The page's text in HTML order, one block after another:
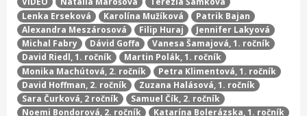
Lenka Erseková
Karolína Mužíková
Patrik Bajan
Alexandra Meszárosová
Filip Huraj
Jennifer Lakyová
Michal Fabry
Dávid Goffa
Vanesa Šamajová, 1. ročník
David Riedl, 1. ročník
Martin Polák, 1. ročník
Monika Machútová, 2. ročník
Petra Klimentová, 1. ročník
David Hoffman, 2. ročník
Zuzana Halásová, 1. ročník
Sara Čurková, 2 ročník
Samuel Čík, 2. ročník
Noemi Bondorová, 2. ročník
Katarína Bolerázska, 1. ročník